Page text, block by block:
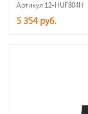
Артикул 12-HUF804H
5 354 руб.